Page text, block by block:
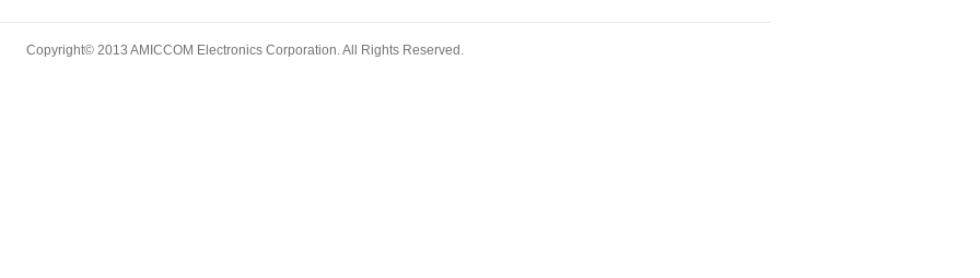
Copyright© 2013 AMICCOM Electronics Corporation. All Rights Reserved.